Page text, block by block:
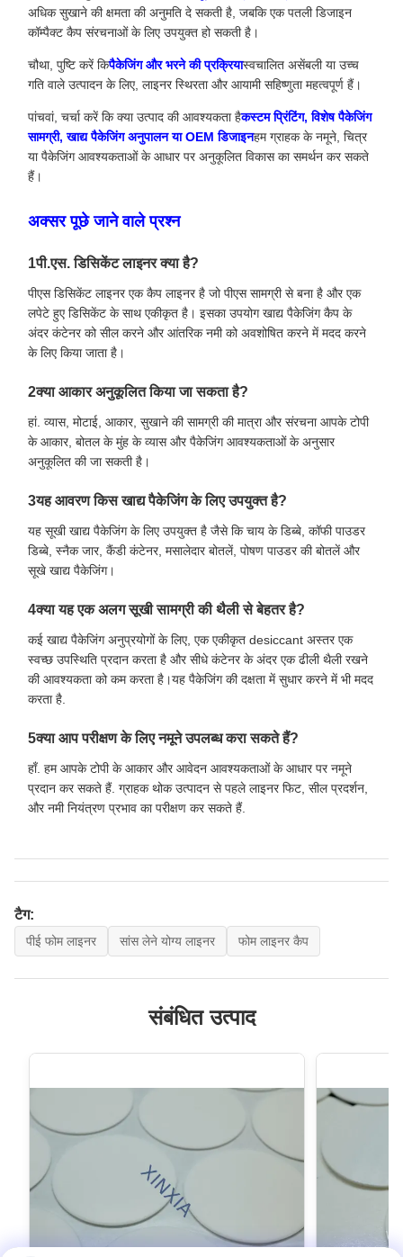
अधिक सुखाने की क्षमता की अनुमति दे सकती है, जबकि एक पतली डिजाइन
कॉम्पैक्ट कैप संरचनाओं के लिए उपयुक्त हो सकती है।
चौथा, पुष्टि करें किपैकेजिंग और भरने की प्रक्रियास्वचालित असेंबली या उच्च
गति वाले उत्पादन के लिए, लाइनर स्थिरता और आयामी सहिष्णुता महत्वपूर्ण हैं।
पांचवां, चर्चा करें कि क्या उत्पाद की आवश्यकता हैकस्टम प्रिंटिंग, विशेष पैकेजिंग
सामग्री, खाद्य पैकेजिंग अनुपालन या OEM डिजाइनहम ग्राहक के नमूने, चित्र
या पैकेजिंग आवश्यकताओं के आधार पर अनुकूलित विकास का समर्थन कर सकते
हैं।
अक्सर पूछे जाने वाले प्रश्न
1पी.एस. डिसिकेंट लाइनर क्या है?
पीएस डिसिकेंट लाइनर एक कैप लाइनर है जो पीएस सामग्री से बना है और एक
लपेटे हुए डिसिकेंट के साथ एकीकृत है। इसका उपयोग खाद्य पैकेजिंग कैप के
अंदर कंटेनर को सील करने और आंतरिक नमी को अवशोषित करने में मदद करने
के लिए किया जाता है।
2क्या आकार अनुकूलित किया जा सकता है?
हां. व्यास, मोटाई, आकार, सुखाने की सामग्री की मात्रा और संरचना आपके टोपी
के आकार, बोतल के मुंह के व्यास और पैकेजिंग आवश्यकताओं के अनुसार
अनुकूलित की जा सकती है।
3यह आवरण किस खाद्य पैकेजिंग के लिए उपयुक्त है?
यह सूखी खाद्य पैकेजिंग के लिए उपयुक्त है जैसे कि चाय के डिब्बे, कॉफी पाउडर
डिब्बे, स्नैक जार, कैंडी कंटेनर, मसालेदार बोतलें, पोषण पाउडर की बोतलें और
सूखे खाद्य पैकेजिंग।
4क्या यह एक अलग सूखी सामग्री की थैली से बेहतर है?
कई खाद्य पैकेजिंग अनुप्रयोगों के लिए, एक एकीकृत desiccant अस्तर एक
स्वच्छ उपस्थिति प्रदान करता है और सीधे कंटेनर के अंदर एक ढीली थैली रखने
की आवश्यकता को कम करता है।यह पैकेजिंग की दक्षता में सुधार करने में भी मदद
करता है.
5क्या आप परीक्षण के लिए नमूने उपलब्ध करा सकते हैं?
हाँ. हम आपके टोपी के आकार और आवेदन आवश्यकताओं के आधार पर नमूने
प्रदान कर सकते हैं. ग्राहक थोक उत्पादन से पहले लाइनर फिट, सील प्रदर्शन,
और नमी नियंत्रण प्रभाव का परीक्षण कर सकते हैं.
टैग:
पीई फोम लाइनर सांस लेने योग्य लाइनर फोम लाइनर कैप
संबंधित उत्पाद